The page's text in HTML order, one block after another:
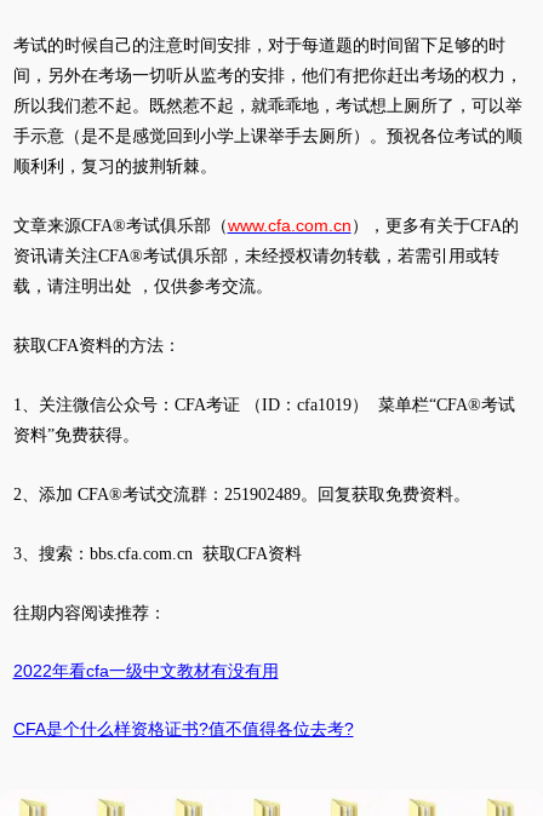
考试的时候自己的注意时间安排，对于每道题的时间留下足够的时
间，另外在考场一切听从监考的安排，他们有把你赶出考场的权力，
所以我们惹不起。既然惹不起，就乖乖地，考试想上厕所了，可以举
手示意（是不是感觉回到小学上课举手去厕所）。预祝各位考试的顺
顺利利，复习的披荆斩棘。
文章来源CFA®考试俱乐部（www.cfa.com.cn ），更多有关于CFA的
资讯请关注CFA®考试俱乐部，未经授权请勿转载，若需引用或转
载，请注明出处 ，仅供参考交流。
获取CFA资料的方法：
1、关注微信公众号：CFA考证 （ID：cfa1019） 菜单栏“CFA®考试
资料”免费获得。
2、添加 CFA®考试交流群：251902489。回复获取免费资料。
3、搜索：bbs.cfa.com.cn 获取CFA资料
往期内容阅读推荐：
2022年看cfa一级中文教材有没有用
CFA是个什么样资格证书?值不值得各位去考?